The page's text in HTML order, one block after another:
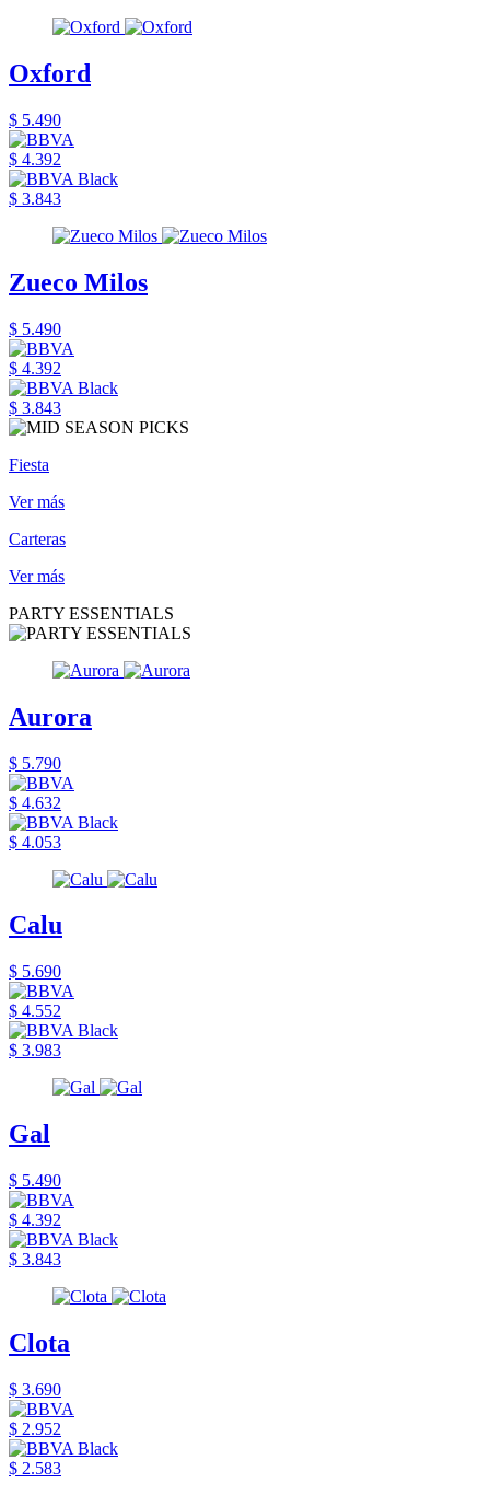
Oxford
$ 5.490
$ 4.392
$ 3.843
Zueco Milos
$ 5.490
$ 4.392
$ 3.843
Fiesta
Ver más
Carteras
Ver más
PARTY ESSENTIALS
Aurora
$ 5.790
$ 4.632
$ 4.053
Calu
$ 5.690
$ 4.552
$ 3.983
Gal
$ 5.490
$ 4.392
$ 3.843
Clota
$ 3.690
$ 2.952
$ 2.583